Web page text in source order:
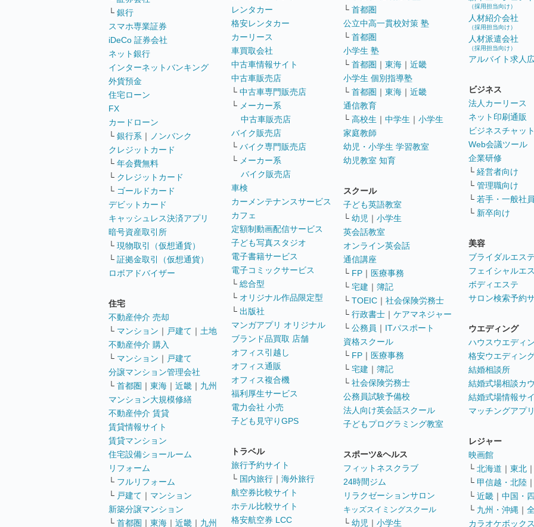
└ 銀行
スマホ専業証券
iDeCo 証券会社
ネット銀行
インターネットバンキング
外貨預金
住宅ローン
FX
カードローン
└ 銀行系 ｜
ノンバンク
クレジットカード
└ 年会費無料
└ クレジットカード
└ ゴールドカード
デビットカード
キャッシュレス決済アプリ
暗号資産取引所
└ 現物取引（仮想通貨）
└ 証拠金取引（仮想通貨）
ロボアドバイザー
住宅
不動産仲介 売却
└ マンション ｜ 戸建て ｜ 土地
不動産仲介 購入
└ マンション ｜ 戸建て
分譲マンション管理会社
└ 首都圏 ｜ 東海 ｜ 近畿 ｜ 九州
マンション大規模修繕
不動産仲介 賃貸
賃貸情報サイト
賃貸マンション
住宅設備ショールーム
リフォーム
└ フルリフォーム
└ 戸建て ｜ マンション
新築分譲マンション
└ 首都圏 ｜ 東海 ｜ 近畿 ｜ 九州
レンタカー
格安レンタカー
カーリース
車買取会社
中古車情報サイト
中古車販売店
└ 中古車専門販売店
└ メーカー系
中古車販売店
バイク販売店
└ バイク専門販売店
└ メーカー系
バイク販売店
車検
カーメンテナンスサービス
カフェ
定額制動画配信サービス
子ども写真スタジオ
電子書籍サービス
電子コミックサービス
└ 総合型
└ オリジナル作品限定型
└ 出版社
マンガアプリ オリジナル
ブランド品買取 店舗
オフィス引越し
オフィス通販
オフィス複合機
福利厚生サービス
電力会社 小売
子ども見守りGPS
トラベル
旅行予約サイト
└ 国内旅行 ｜ 海外旅行
航空券比較サイト
ホテル比較サイト
格安航空券 LCC
└ 首都圏
公立中高一貫校対策 塾
└ 首都圏
小学生 塾
└ 首都圏 ｜ 東海 ｜ 近畿
小学生 個別指導塾
└ 首都圏 ｜ 東海 ｜ 近畿
通信教育
└ 高校生 ｜ 中学生 ｜ 小学生
家庭教師
幼児・小学生 学習教室
幼児教室 知育
スクール
子ども英語教室
└ 幼児 ｜ 小学生
英会話教室
オンライン英会話
通信講座
└ FP ｜ 医療事務
└ 宅建 ｜ 簿記
└ TOEIC ｜ 社会保険労務士
└ 行政書士 ｜ ケアマネジャー
└ 公務員 ｜ ITパスポート
資格スクール
└ FP ｜ 医療事務
└ 宅建 ｜ 簿記
└ 社会保険労務士
公務員試験予備校
法人向け英会話スクール
子どもプログラミング教室
スポーツ&ヘルス
フィットネスクラブ
24時間ジム
リラクゼーションサロン
キッズスイミングスクール
└ 幼児 ｜ 小学生
（採用担当向け）
人材紹介会社
（採用担当向け）
人材派遣会社
（採用担当向け）
アルバイト求人
ビジネス
法人カーリース
ネット印刷通販
ビジネスチャッ
Web会議ツール
企業研修
└ 経営者向け
└ 管理職向け
└ 若手・一般社
└ 新卒向け
美容
ブライダルエス
フェイシャルエ
ボディエステ
サロン検索予約
ウエディング
ハウスウエディ
格安ウエディン
結婚相談所
結婚式場相談カ
結婚式場情報サ
マッチングアプ
レジャー
映画館
└ 北海道 ｜ 東北
└ 甲信越・北陸
└ 近畿 ｜ 中国・
└ 九州・沖縄 ｜
カラオケボック